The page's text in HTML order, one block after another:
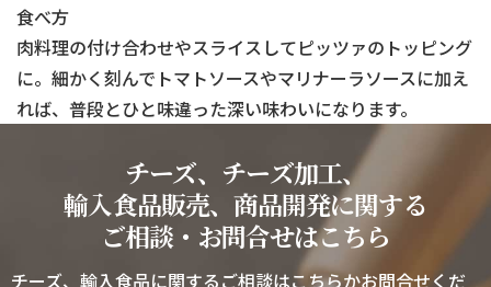
食べ方
肉料理の付け合わせやスライスしてピッツァのトッピング
に。細かく刻んでトマトソースやマリナーラソースに加え
れば、普段とひと味違った深い味わいになります。
チーズ、チーズ加工、
輸入食品販売、商品開発に関する
ご相談・お問合せはこちら
チーズ、輸入食品に関するご相談はこちらかお問合せくだ